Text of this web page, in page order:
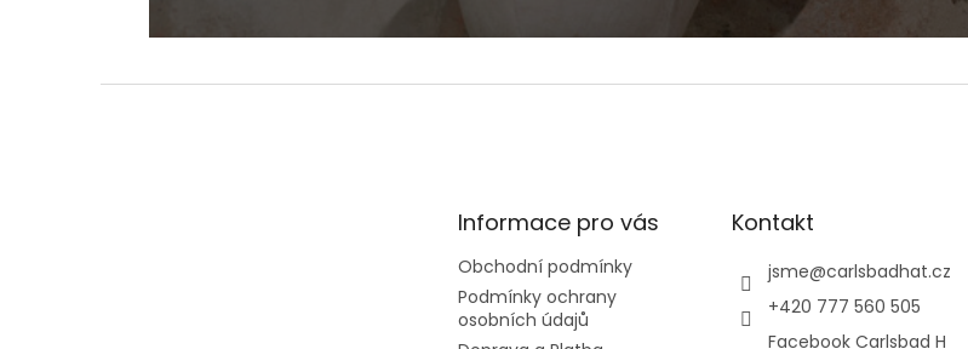
Informace pro vás
Obchodní podmínky
Podmínky ochrany
osobních údajů
Kontakt
jsme@carlsbadhat.cz
+420 777 560 505
Facebook Carlsbad H